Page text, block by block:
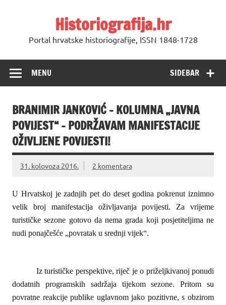
Historiografija.hr
Portal hrvatske historiografije, ISSN 1848-1728
SIDEBAR
MENU
BRANIMIR JANKOVIĆ – KOLUMNA „JAVNA
POVIJEST“ – PODRŽAVAM MANIFESTACIJE
OŽIVLJENE POVIJESTI!
31. kolovoza 2016. 2 komentara
U Hrvatskoj je zadnjih pet do deset godina pokrenut iznimno
velik broj manifestacija oživljavanja povijesti. Za vrijeme
turističke sezone gotovo da nema grada koji posjetiteljima ne
nudi ponajčešće „povratak u srednji vijek“.
Iz turističke perspektive, riječ je o priželjkivanoj ponudi
dodatnih programskih sadržaja tijekom sezone. Pritom su
povratne reakcije publike uglavnom jako pozitivne, s obzirom